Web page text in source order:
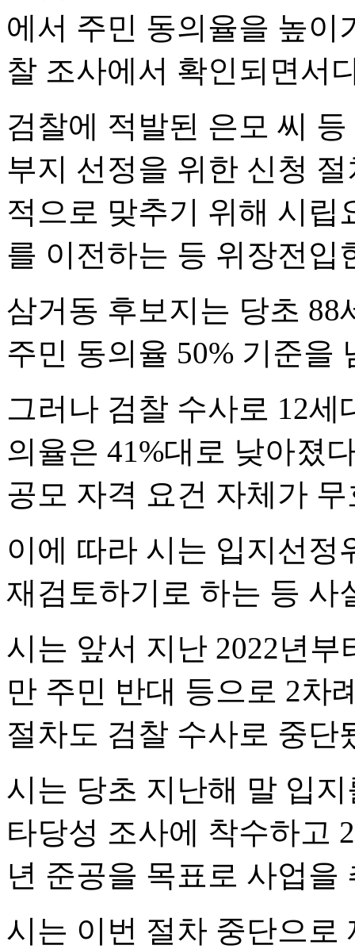
에서 주민 동의율을 높이
찰 조사에서 확인되면서
검찰에 적발된 은모 씨
부지 선정을 위한 신청
적으로 맞추기 위해 시립
를 이전하는 등 위장전입
삼거동 후보지는 당초 88
주민 동의율 50% 기준을
그러나 검찰 수사로 12
의율은 41%대로 낮아졌
공모 자격 요건 자체가
이에 따라 시는 입지선정
재검토하기로 하는 등 사
시는 앞서 지난 2022년
만 주민 반대 등으로 2차
절차도 검찰 수사로 중단
시는 당초 지난해 말 입
타당성 조사에 착수하고
년 준공을 목표로 사업을
시는 이번 절차 중단으로